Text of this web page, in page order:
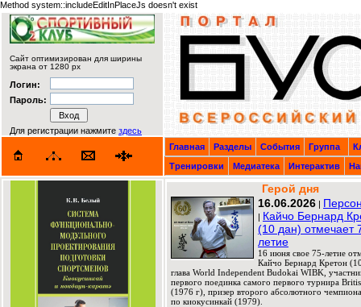
Method system::includeEditInPlaceJs doesn't exist
Сайт оптимизирован для ширины
экрана от 1280 px
Логин:
Пароль:
Для регистрации нажмите здесь
Главная
Разделы События Группа
Тренировки
Медиатека Интерактив
Герой дня
16.06.2026 |
| Кайчо Бернард
(10 дан) отмечает
летие
16 июня свое 75-летие
Кайчо Бернард Кретон
глава World Independent Budokai WIBK,
первого поединка самого первого турнира
(1976 г), призер второго абсолютного
по киокусинкай (1979).